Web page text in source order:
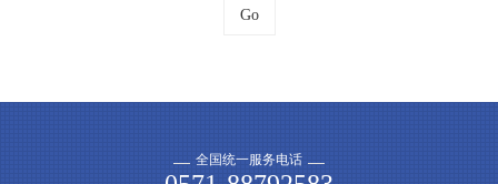
全国统一服务电话